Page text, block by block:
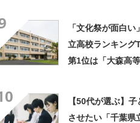
「文化祭が面白い
立高校ランキン
第1位は「大森高
【50代が選ぶ】
させたい「千葉県